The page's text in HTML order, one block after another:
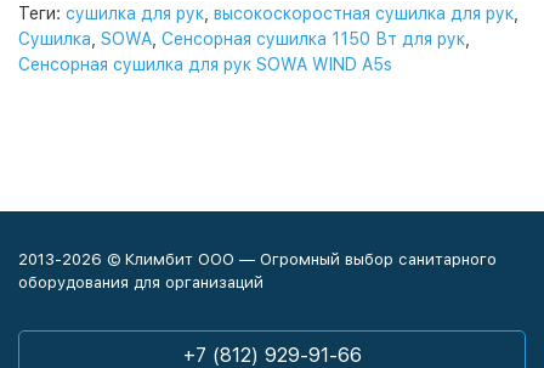
Теги: сушилка для рук высокоскоростная сушилка для рук
Сушилка SOWA Сенсорная сушилка 1150 Вт для рук
Сенсорная сушилка для рук SOWA WIND A5s
2013-2026 © Климбит ООО — Огромный выбор санитарного
оборудования для организаций
+7 (812) 929-91-66